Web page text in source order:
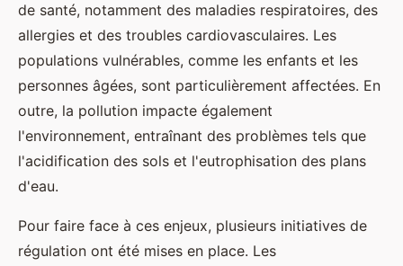
de santé, notamment des maladies respiratoires, des
allergies et des troubles cardiovasculaires. Les
populations vulnérables, comme les enfants et les
personnes âgées, sont particulièrement affectées. En
outre, la pollution impacte également
l'environnement, entraînant des problèmes tels que
l'acidification des sols et l'eutrophisation des plans
d'eau.
Pour faire face à ces enjeux, plusieurs initiatives de
régulation ont été mises en place. Les